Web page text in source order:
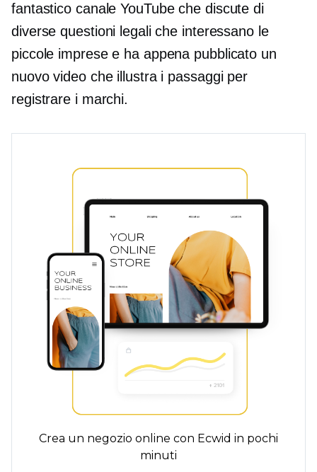
fantastico canale YouTube che discute di
diverse questioni legali che interessano le
piccole imprese e ha appena pubblicato un
nuovo video che illustra i passaggi per
registrare i marchi.
Crea un negozio online con Ecwid in pochi
minuti